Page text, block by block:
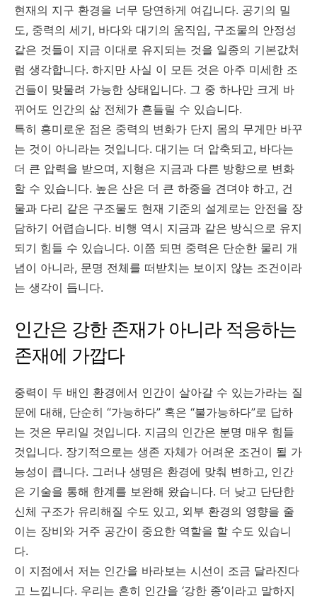
현재의 지구 환경을 너무 당연하게 여깁니다. 공기의 밀
도, 중력의 세기, 바다와 대기의 움직임, 구조물의 안정성
같은 것들이 지금 이대로 유지되는 것을 일종의 기본값처
럼 생각합니다. 하지만 사실 이 모든 것은 아주 미세한 조
건들이 맞물려 가능한 상태입니다. 그 중 하나만 크게 바
뀌어도 인간의 삶 전체가 흔들릴 수 있습니다.
특히 흥미로운 점은 중력의 변화가 단지 몸의 무게만 바꾸
는 것이 아니라는 것입니다. 대기는 더 압축되고, 바다는
더 큰 압력을 받으며, 지형은 지금과 다른 방향으로 변화
할 수 있습니다. 높은 산은 더 큰 하중을 견뎌야 하고, 건
물과 다리 같은 구조물도 현재 기준의 설계로는 안전을 장
담하기 어렵습니다. 비행 역시 지금과 같은 방식으로 유지
되기 힘들 수 있습니다. 이쯤 되면 중력은 단순한 물리 개
념이 아니라, 문명 전체를 떠받치는 보이지 않는 조건이라
는 생각이 듭니다.
인간은 강한 존재가 아니라 적응하는
존재에 가깝다
중력이 두 배인 환경에서 인간이 살아갈 수 있는가라는 질
문에 대해, 단순히 “가능하다” 혹은 “불가능하다”로 답하
는 것은 무리일 것입니다. 지금의 인간은 분명 매우 힘들
것입니다. 장기적으로는 생존 자체가 어려운 조건이 될 가
능성이 큽니다. 그러나 생명은 환경에 맞춰 변하고, 인간
은 기술을 통해 한계를 보완해 왔습니다. 더 낮고 단단한
신체 구조가 유리해질 수도 있고, 외부 환경의 영향을 줄
이는 장비와 거주 공간이 중요한 역할을 할 수도 있습니
다.
이 지점에서 저는 인간을 바라보는 시선이 조금 달라진다
고 느낍니다. 우리는 흔히 인간을 ‘강한 종’이라고 말하지